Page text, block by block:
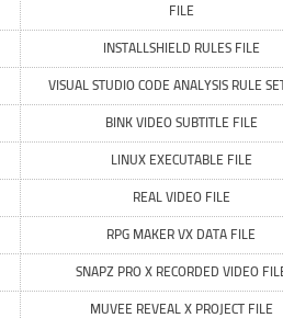
FILE
INSTALLSHIELD RULES FILE
VISUAL STUDIO CODE ANALYSIS RULE
BINK VIDEO SUBTITLE FILE
LINUX EXECUTABLE FILE
REAL VIDEO FILE
RPG MAKER VX DATA FILE
SNAPZ PRO X RECORDED VIDEO
MUVEE REVEAL X PROJECT FILE